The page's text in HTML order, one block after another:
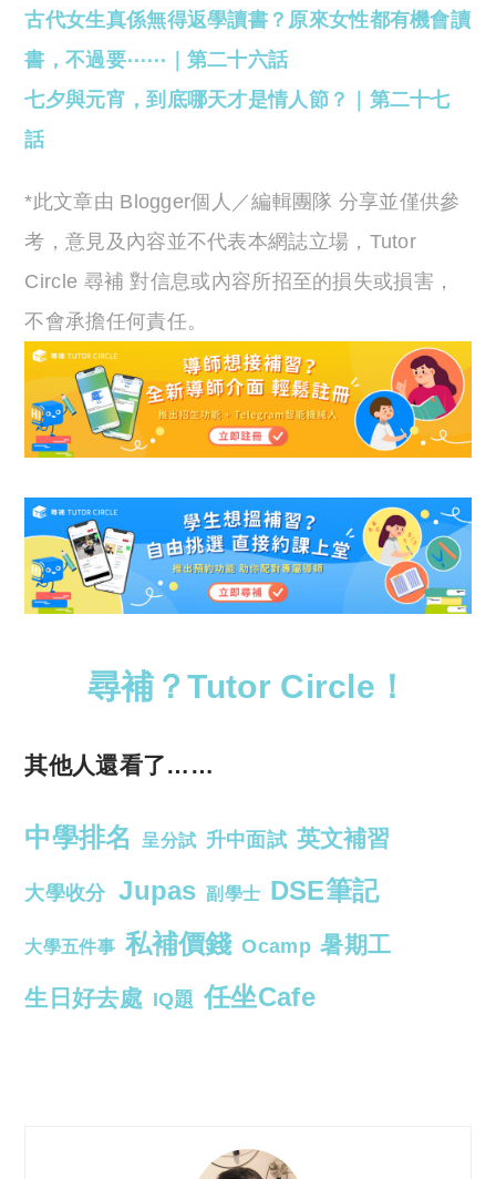
古代女生真係無得返學讀書？原來女性都有機會讀
書，不過要⋯⋯｜第二十六話
七夕與元宵，到底哪天才是情人節？｜第二十七
話
*此文章由 Blogger個人／編輯團隊 分享並僅供參
考，意見及內容並不代表本網誌立場，Tutor
Circle 尋補 對信息或內容所招至的損失或損害，
不會承擔任何責任。
尋補？Tutor Circle！
其他人還看了……
中學排名 呈分試 升中面試 英文補習
大學收分 Jupas 副學士 DSE筆記
大學五件事 私補價錢 Ocamp 暑期工
生日好去處 IQ題 任坐Cafe